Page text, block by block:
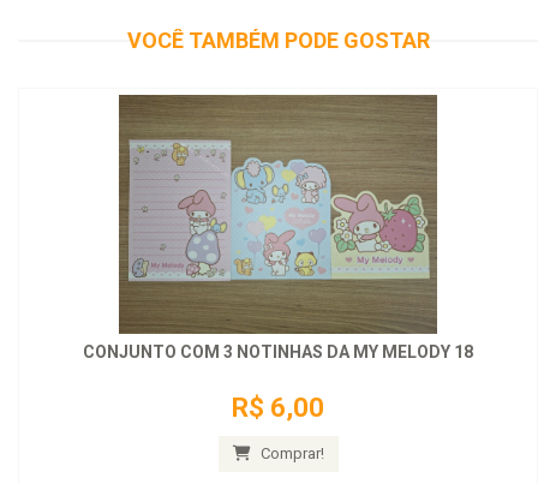
VOCÊ TAMBÉM PODE GOSTAR
CONJUNTO COM 3 NOTINHAS DA MY MELODY 18
R$ 6,00
Comprar!